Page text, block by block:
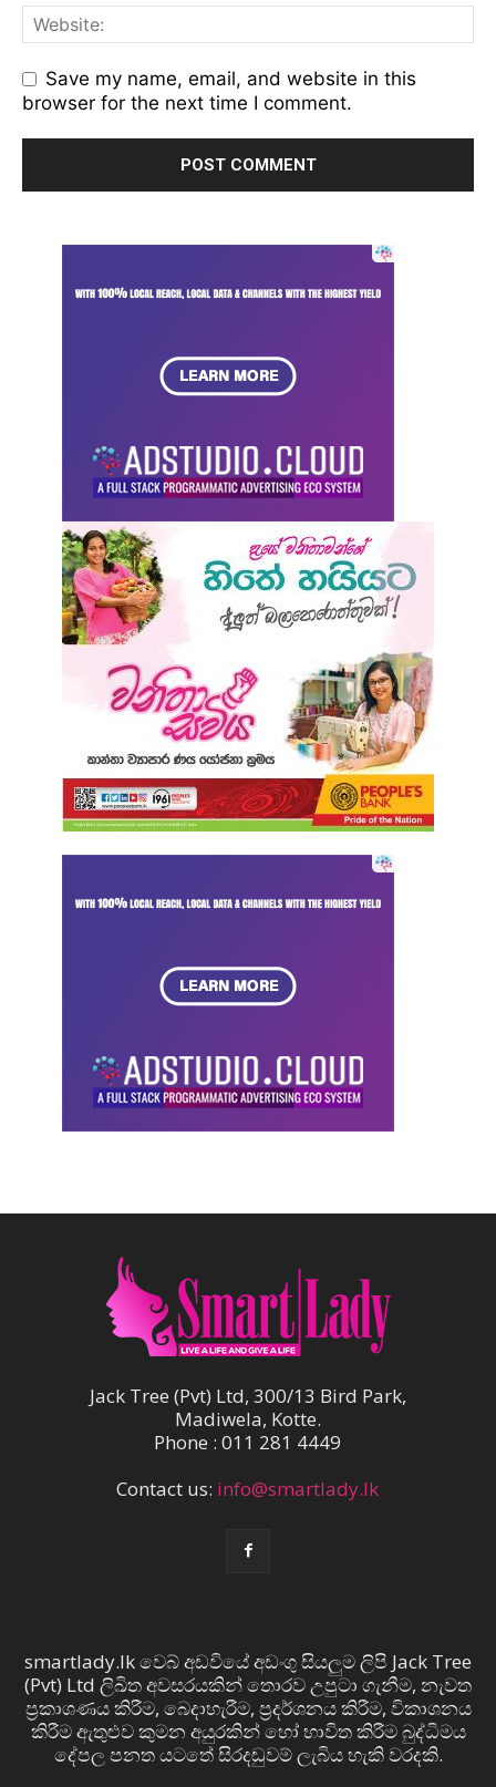
Save my name, email, and website in this
browser for the next time I comment.
Jack Tree (Pvt) Ltd, 300/13 Bird Park,
Madiwela, Kotte.
Phone : 011 281 4449
Contact us: info@smartlady.lk
smartlady.lk වෙබ් අඩවියේ අඩංගු සියලුම ලිපි Jack Tree
(Pvt) Ltd ලිඛිත අවසරයකින් තොරව උපුටා ගැනීම, නැවත
ප්‍රකාශණය කිරීම, බෙදාහැරීම, ප්‍රදර්ශනය කිරීම, විකාශනය
කිරීම ඇතුළුව කුමන අයුරකින් හෝ භාවිත කිරීම බුද්ධිමය
දේපල පනත යටතේ සිරදඬුවම් ලැබිය හැකි වරදකි.